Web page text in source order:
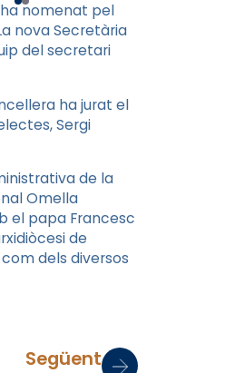
nomenat pel
nova Secretària
del secretari
ha jurat el
Sergi
de la
Omella
el papa Francesc
de
dels diversos
Següent